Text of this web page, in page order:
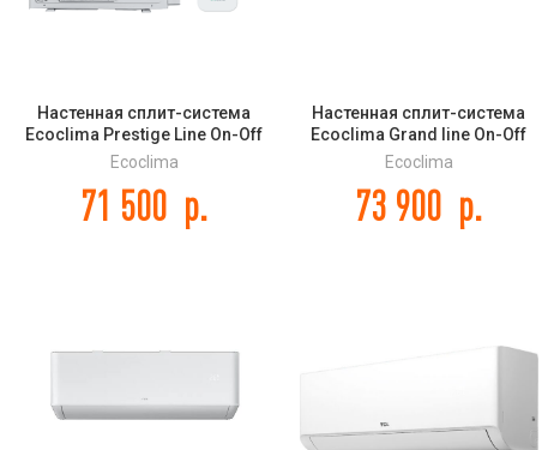
Настенная сплит-система
Ecoclima Prestige Line On-Off
ECW-HE24/BB-4R2 / EC-
Ecoclima
71 500 р.
Настенная сплит-система
Ecoclima Grand line On-Off
ECW-TC24/AA-4R1 / EC-
Ecoclima
73 900 р.